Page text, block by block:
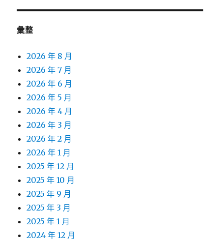
彙整
2026 年 8 月
2026 年 7 月
2026 年 6 月
2026 年 5 月
2026 年 4 月
2026 年 3 月
2026 年 2 月
2026 年 1 月
2025 年 12 月
2025 年 10 月
2025 年 9 月
2025 年 3 月
2025 年 1 月
2024 年 12 月